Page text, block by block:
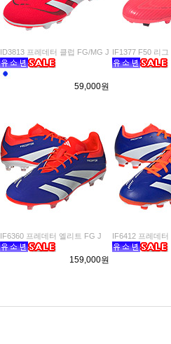
ID3813 프레데터 클럽 FG/MG J
59,000원
IF1377 F50 리
IF6360 프레데터 엘리트 FG J
159,000원
IF6412 프레데